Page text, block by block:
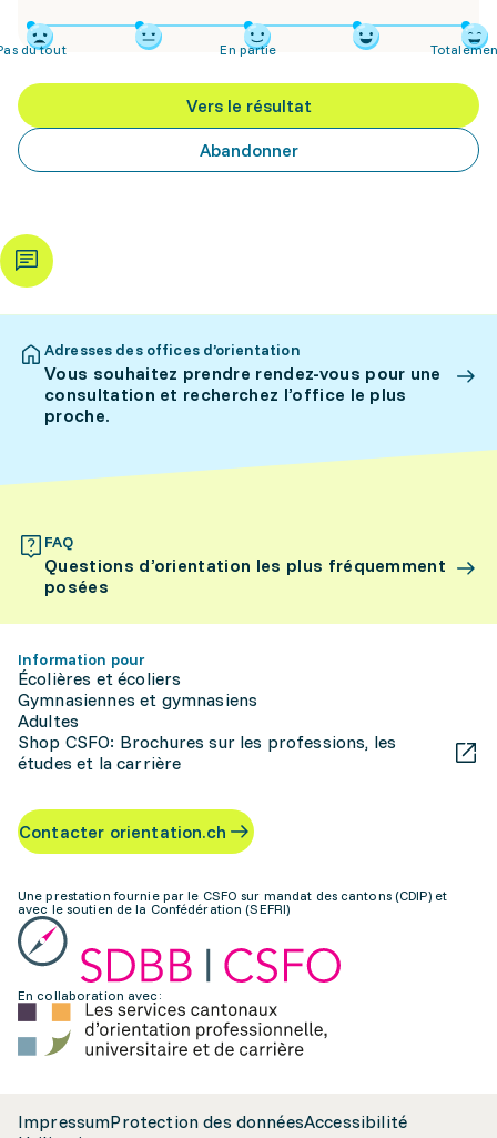
du tout En partie
Vers le résultat
Abandonner
Adresses des offices d’orientation
Vous souhaitez prendre rendez-vous pour une
consultation et recherchez l’office le plus
proche.
FAQ
Questions d’orientation les plus fréquemment
posées
Information pour
Écolières et écoliers
Gymnasiennes et gymnasiens
Adultes
Shop CSFO: Brochures sur les professions, les
études et la carrière
Contacter orientation.ch
Une prestation fournie par le CSFO sur mandat des cantons (CDIP) et
avec le soutien de la Confédération (SEFRI)
En collaboration avec:
ImpressumProtection des donnéesAccessibilité